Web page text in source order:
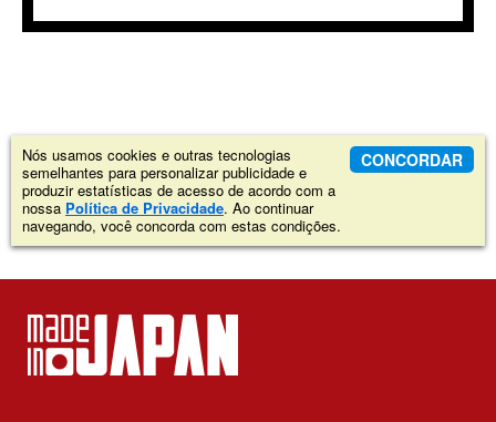
Nós usamos cookies e outras tecnologias
semelhantes para personalizar publicidade e
produzir estatísticas de acesso de acordo com a
nossa Política de Privacidade. Ao continuar
navegando, você concorda com estas condições.
CONCORDAR